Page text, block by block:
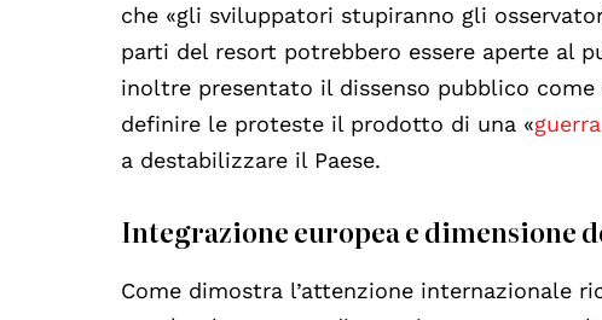
che «gli sviluppatori stupiranno gli
parti del resort potrebbero essere aperte al
inoltre presentato il dissenso pubblico
definire le proteste il prodotto di una «
a destabilizzare il Paese.
Integrazione europea e dimensione
Come dimostra l’attenzione internazionale